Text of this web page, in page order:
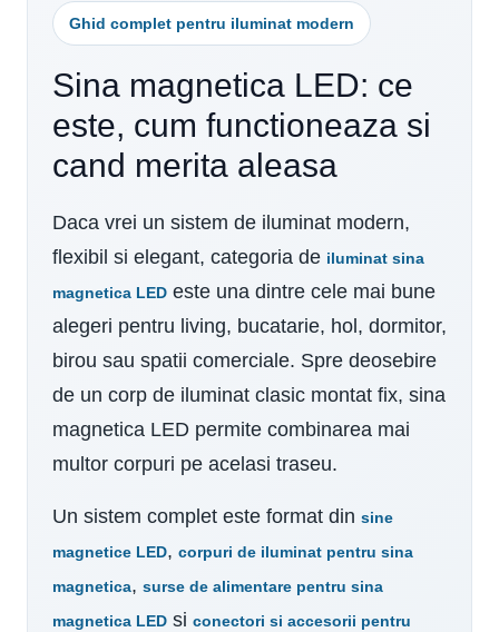
Ghid complet pentru iluminat modern
Sina magnetica LED: ce
este, cum functioneaza si
cand merita aleasa
Daca vrei un sistem de iluminat modern,
flexibil si elegant, categoria de iluminat sina
magnetica LED este una dintre cele mai bune
alegeri pentru living, bucatarie, hol, dormitor,
birou sau spatii comerciale. Spre deosebire
de un corp de iluminat clasic montat fix, sina
magnetica LED permite combinarea mai
multor corpuri pe acelasi traseu.
Un sistem complet este format din sine
magnetice LED, corpuri de iluminat pentru sina
magnetica, surse de alimentare pentru sina
magnetica LED si conectori si accesorii pentru